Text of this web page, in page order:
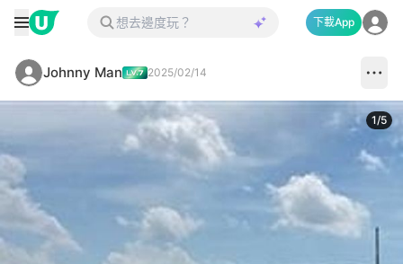
下載App
Johnny Man 2025/02/14
1/5